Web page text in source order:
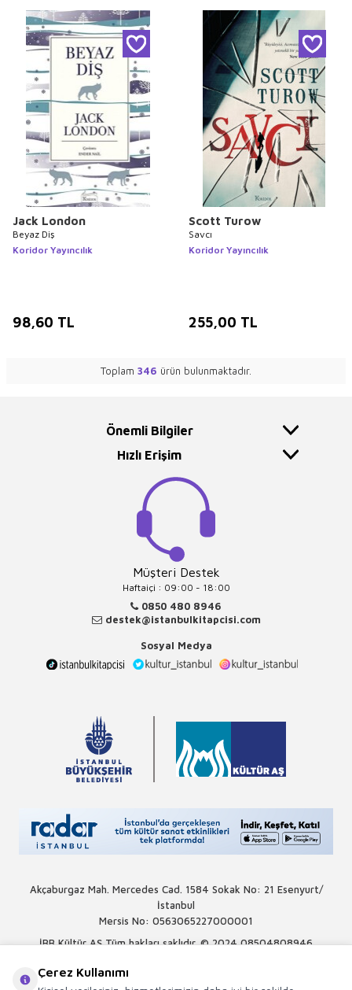
Jack London
Beyaz Diş
Koridor Yayıncılık
98,60 TL
Scott Turow
Savcı
Koridor Yayıncılık
255,00 TL
Toplam 346 ürün bulunmaktadır.
Önemli Bilgiler
Hızlı Erişim
Müşteri Destek
Haftaiçi : 09:00 - 18:00
0850 480 8946
destek@istanbulkitapcisi.com
Sosyal Medya
Akçaburgaz Mah. Mercedes Cad. 1584 Sokak No: 21 Esenyurt/
İstanbul
Mersis No: 0563065227000001
İBB Kültür AŞ Tüm hakları saklıdır. © 2024 08504808946
Çerez Kullanımı